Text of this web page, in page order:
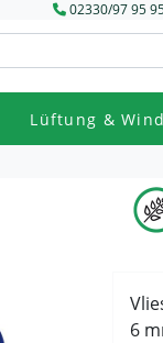
02330/97 95
Lüftung &
6